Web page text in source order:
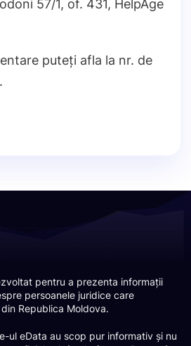
57/1, of. 431, HelpAge
puteți afla la nr. de
pentru a prezenta informații
persoanele juridice care
Republica Moldova.
ul eData au scop pur informativ și nu